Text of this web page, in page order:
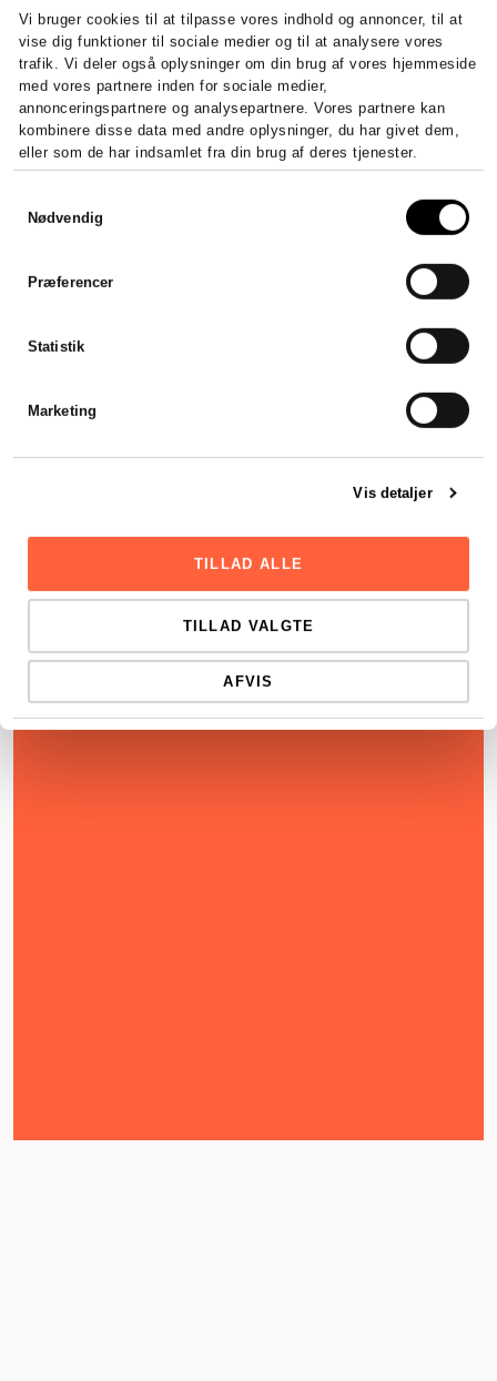
Vi bruger cookies til at tilpasse vores indhold og annoncer, til at
vise dig funktioner til sociale medier og til at analysere vores
trafik. Vi deler også oplysninger om din brug af vores hjemmeside
med vores partnere inden for sociale medier,
annonceringspartnere og analysepartnere. Vores partnere kan
kombinere disse data med andre oplysninger, du har givet dem,
eller som de har indsamlet fra din brug af deres tjenester.
Nødvendig
Præferencer
Statistik
Marketing
Vis detaljer
TILLAD ALLE
TILLAD VALGTE
AFVIS